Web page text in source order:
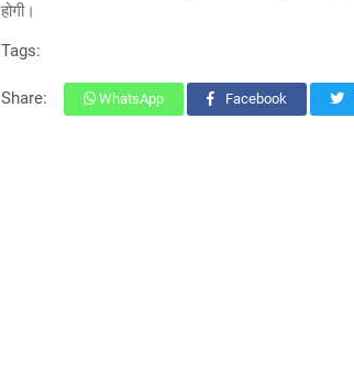
होगी।
Tags:
Share: WhatsApp Facebook